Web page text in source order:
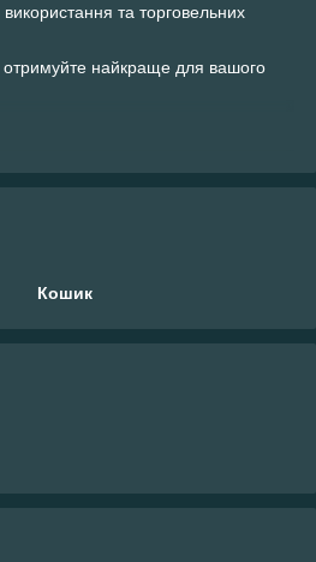
та торговельних
найкраще для вашого
Кошик